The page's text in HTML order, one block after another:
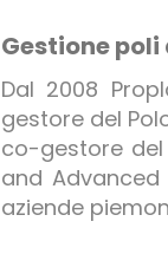
Gestione
Dal 2008
gestore del
co-gestore del
and
aziende